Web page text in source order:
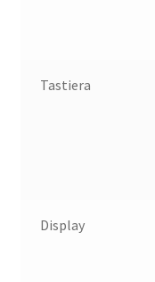
Tastiera
Display